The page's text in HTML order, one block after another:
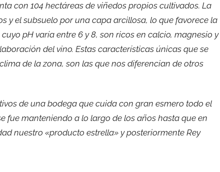
con 104 hectáreas de viñedos propios cultivados. La
y el subsuelo por una capa arcillosa, lo que favorece la
pH varía entre 6 y 8, son ricos en calcio, magnesio y
del vino. Estas características únicas que se
de la zona, son las que nos diferencian de otros
de una bodega que cuida con gran esmero todo el
fue manteniendo a lo largo de los años hasta que en
nuestro «producto estrella» y posteriormente Rey